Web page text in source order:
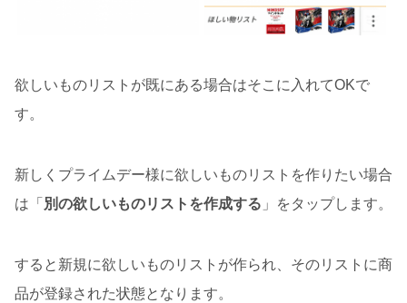
欲しいものリストが既にある場合はそこに入れてOKで
す。
新しくプライムデー様に欲しいものリストを作りたい場合
は「 別の欲しいものリストを作成する 」をタップします。
すると新規に欲しいものリストが作られ、そのリストに商
品が登録された状態となります。